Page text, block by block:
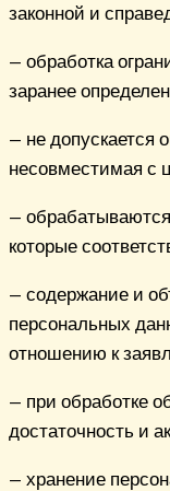
законной и
— обработка
заранее
— не допускается
несовместимая с
—
которые
— содержание и
персональных
отношению к
— при обработке
достаточность и
— хранение